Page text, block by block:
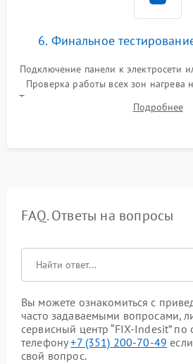
6. Финальное
Подключение панели к электросети
Проверка работы всех зон нагрева
Тестирование сенсорного
остаточного тепла и систем
Подробнее
FAQ. Ответы на вопросы
Вы можете ознакомиться с
часто задаваемыми вопросами,
сервисный центр “FIX-Indesit”
телефону+7 (351) 200-70-49
свой вопрос.